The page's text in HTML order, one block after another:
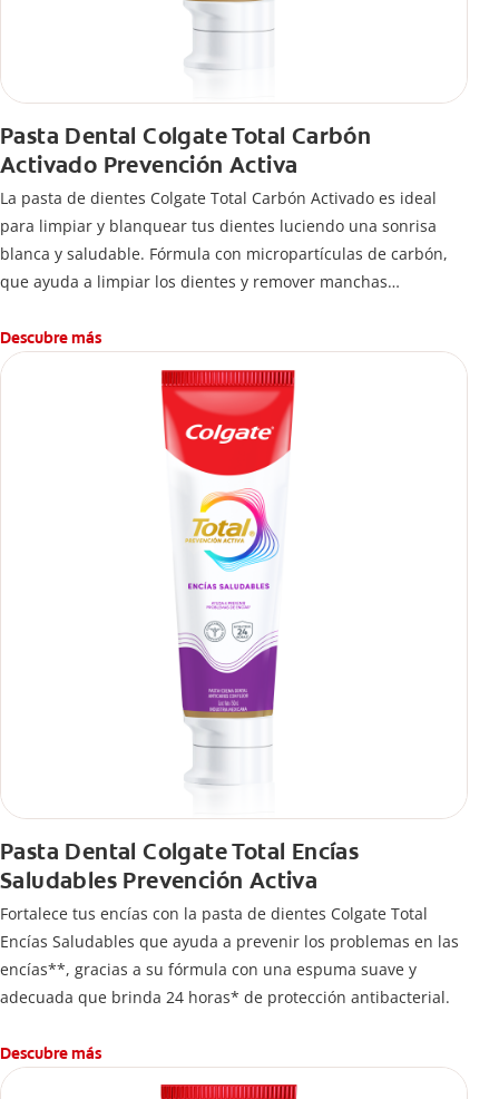
Pasta Dental Colgate Total Carbón
Activado Prevención Activa
La pasta de dientes Colgate Total Carbón Activado es ideal
para limpiar y blanquear tus dientes luciendo una sonrisa
blanca y saludable. Fórmula con micropartículas de carbón,
que ayuda a limpiar los dientes y remover manchas
¿Qué hace el carbón activado en una pasta dental y por qué
se usa para ayudar a remover manchas superficiales?
También encontrarás cómo incluirla en tu rutina, en casa o de
viaje, con tips de cepillado para una sonrisa sana.
Descubre más
Pasta Dental Colgate Total Encías
Saludables Prevención Activa
Fortalece tus encías con la pasta de dientes Colgate Total
Encías Saludables que ayuda a prevenir los problemas en las
encías**, gracias a su fórmula con una espuma suave y
adecuada que brinda 24 horas* de protección antibacterial.
Descubre más